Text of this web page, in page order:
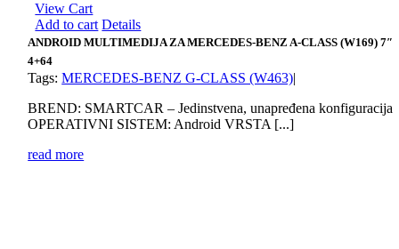
View Cart
Add to cart Details
ANDROID MULTIMEDIJA ZA MERCEDES-BENZ A-CLASS (W169) 7″
4+64
Tags:MERCEDES-BENZ G-CLASS (W463)|
BREND: SMARTCAR – Jedinstvena, unapređena konfiguracija
OPERATIVNI SISTEM: Android VRSTA [...]
read more